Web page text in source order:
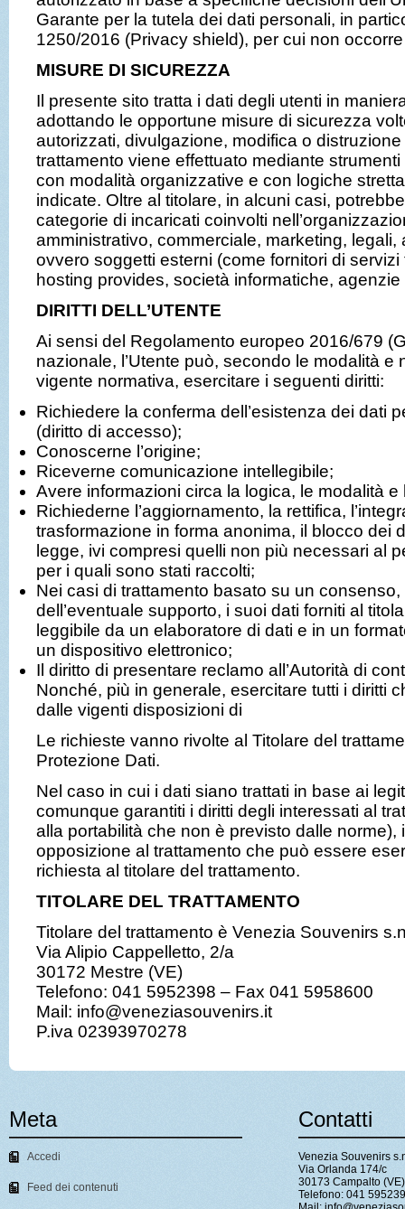
Garante per la tutela dei dati personali, in
1250/2016 (Privacy shield), per cui non
MISURE DI SICUREZZA
Il presente sito tratta i dati degli utenti in
adottando le opportune misure di sicurezza
autorizzati, divulgazione, modifica o
trattamento viene effettuato mediante
con modalità organizzative e con logiche
indicate. Oltre al titolare, in alcuni casi,
categorie di incaricati coinvolti
amministrativo, commerciale, marketing, legali,
ovvero soggetti esterni (come fornitori di
hosting provides, società informatiche,
DIRITTI DELL’UTENTE
Ai sensi del Regolamento europeo 2016/679
nazionale, l’Utente può, secondo le modalità e
vigente normativa, esercitare i seguenti diritti:
Richiedere la conferma dell’esistenza dei dati
(diritto di accesso);
Conoscerne l’origine;
Riceverne comunicazione intellegibile;
Avere informazioni circa la logica, le modalità e
Richiederne l’aggiornamento, la rettifica,
trasformazione in forma anonima, il blocco dei
legge, ivi compresi quelli non più necessari al
per i quali sono stati raccolti;
Nei casi di trattamento basato su un
dell’eventuale supporto, i suoi dati forniti al
leggibile da un elaboratore di dati e in un
un dispositivo elettronico;
Il diritto di presentare reclamo all’Autorità di
Nonché, più in generale, esercitare tutti i diritti
dalle vigenti disposizioni di
Le richieste vanno rivolte al Titolare del
Protezione Dati.
Nel caso in cui i dati siano trattati in base ai
comunque garantiti i diritti degli interessati al
alla portabilità che non è previsto dalle norme),
opposizione al trattamento che può essere
richiesta al titolare del trattamento.
TITOLARE DEL TRATTAMENTO
Titolare del trattamento è Venezia Souvenirs
Via Alipio Cappelletto, 2/a
30172 Mestre (VE)
Telefono: 041 5952398 – Fax 041 5958600
Mail: info@veneziasouvenirs.it
P.iva 02393970278
Meta
Accedi
Feed dei contenuti
Contatti
Venezia Souvenirs
Via Orlanda 174/c
30173 Campalto (VE)
Telefono: 041